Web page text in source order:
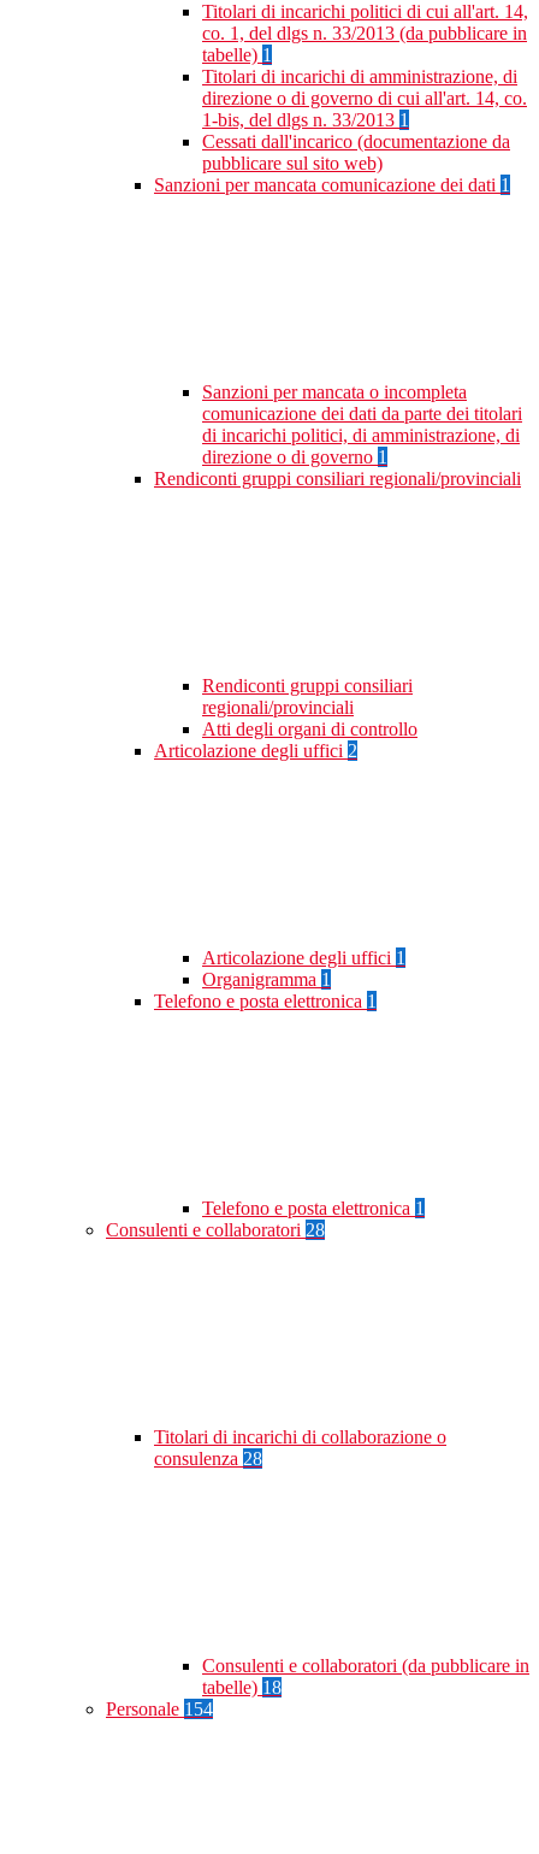
Titolari di incarichi politici di cui all'art. 14,
co. 1, del dlgs n. 33/2013 (da pubblicare in
tabelle) 1
Titolari di incarichi di amministrazione, di
direzione o di governo di cui all'art. 14, co.
1-bis, del dlgs n. 33/2013 1
Cessati dall'incarico (documentazione da
pubblicare sul sito web)
Sanzioni per mancata comunicazione dei dati 1
Sanzioni per mancata o incompleta
comunicazione dei dati da parte dei titolari
di incarichi politici, di amministrazione, di
direzione o di governo 1
Rendiconti gruppi consiliari regionali/provinciali
Rendiconti gruppi consiliari
regionali/provinciali
Atti degli organi di controllo
Articolazione degli uffici 2
Articolazione degli uffici 1
Organigramma 1
Telefono e posta elettronica 1
Telefono e posta elettronica 1
Consulenti e collaboratori 28
Titolari di incarichi di collaborazione o
consulenza 28
Consulenti e collaboratori (da pubblicare in
tabelle) 18
Personale 154